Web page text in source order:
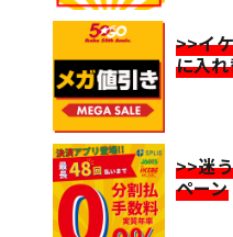
>>イ
に入
>>迷
ペーン